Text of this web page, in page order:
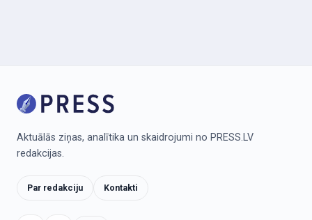
Aktuālās ziņas, analītika un skaidrojumi no PRESS.LV
redakcijas.
Par redakciju Kontakti